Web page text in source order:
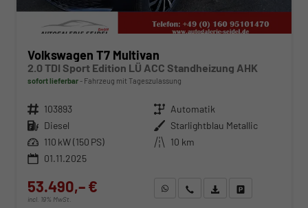
Volkswagen T7 Multivan
2.0 TDI Sport Edition LÜ ACC Standheizung AHK
sofort lieferbar Fahrzeug mit Tageszulassung
Fahrzeugnr. 103893 Getriebe Automatik
Kraftstoff Diesel Außenfarbe Starlightblau Metallic
Leistung 110 kW (150 PS) Kilometerstand 10 km
01.11.2025
53.490,– €
incl. 19% MwSt.
WhatsApp anfragen
Wir rufen Sie anFahrzeugexposé (PDF)